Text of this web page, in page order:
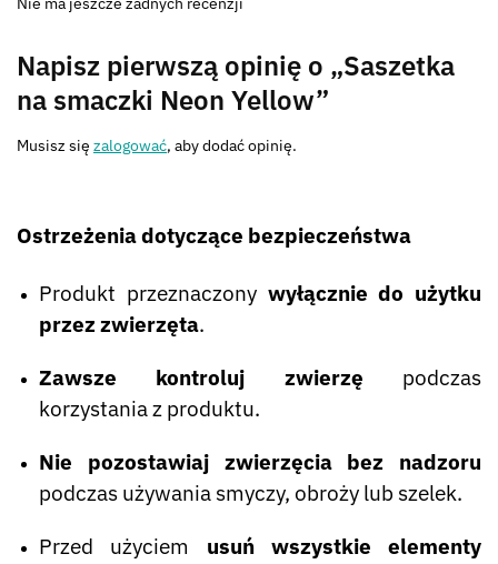
Napisz pierwszą opinię o „Saszetka
na smaczki Neon Yellow”
Musisz się zalogować, aby dodać opinię.
Ostrzeżenia dotyczące bezpieczeństwa
Produkt przeznaczony wyłącznie do użytku
przez zwierzęta.
Zawsze kontroluj zwierzę podczas
korzystania z produktu.
Nie pozostawiaj zwierzęcia bez nadzoru
podczas używania smyczy, obroży lub szelek.
Przed użyciem usuń wszystkie elementy